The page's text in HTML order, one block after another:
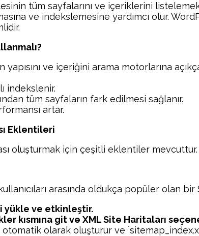
tüm sayfalarını ve içeriklerini
ve indekslemesine yardımcı olur.
yapısını ve içeriğini arama motorlarına
indekslenir.
tüm sayfaların fark edilmesi sağlanır.
artar.
Eklentileri
oluşturmak için çeşitli eklentiler
arasında oldukça popüler olan
yükle ve etkinleştir.
kısmına git ve XML Site Haritaları
otomatik olarak oluşturur ve